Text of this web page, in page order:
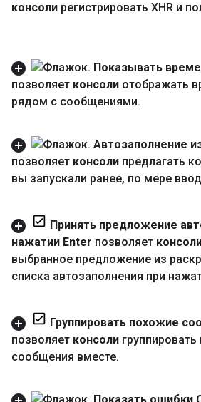
консоли регистрировать XHR и
Показывать
позволяет консоли отображать
рядом с сообщениями.
Автозаполнение
позволяет консоли предлагать
вы запускали ранее, по мере
Принять предложение
нажатии Enter позволяет
выбранное предложение из
списка автозаполнения при
Группировать похожие
позволяет консоли
сообщения вместе.